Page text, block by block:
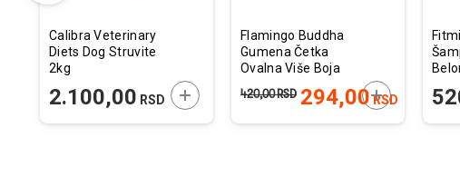
U KORPU
Calibra Veterinary
Diets Dog Struvite
2kg
2.100,00 RSD DODAJTE U KORPU
Flamingo Buddha
Gumena Četka
Ovalna Više Boja
294,00RSD
420,00RSD DODAJTE U